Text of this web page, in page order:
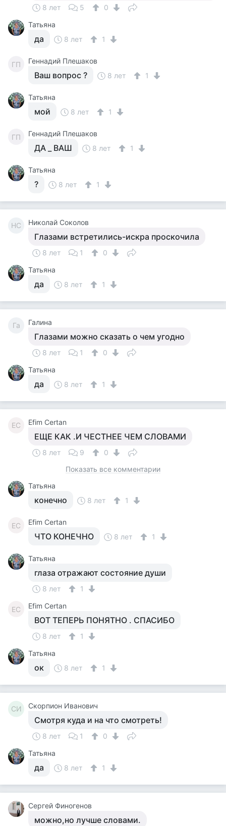
8 лет 5
0
Татьяна
да 8 лет 1
ГП Геннадий Плешаков
Ваш вопрос ? 8 лет 1
Татьяна
мой 8 лет 1
ГП Геннадий Плешаков
ДА _ ВАШ 8 лет 1
Татьяна
? 8 лет 1
НС Николай Соколов
Глазами встретились-искра проскочила
8 лет 1
0
Татьяна
да 8 лет 1
Га Галина
Глазами можно сказать о чем угодно
8 лет 1
0
Татьяна
да 8 лет 1
EC Efim Certan
ЕЩЕ КАК .И ЧЕСТНЕЕ ЧЕМ СЛОВАМИ
8 лет 9
0
Показать все комментарии
Татьяна
конечно 8 лет 1
EC Efim Certan
ЧТО КОНЕЧНО 8 лет 1
Татьяна
глаза отражают состояние души
8 лет 1
EC Efim Certan
ВОТ ТЕПЕРЬ ПОНЯТНО . СПАСИБО
8 лет
1
Татьяна
ок 8 лет 1
СИ Скорпион Иванович
Смотря куда и на что смотреть!
8 лет 1
0
Татьяна
да 8 лет 1
Сергей Финогенов
можно,но лучше словами.